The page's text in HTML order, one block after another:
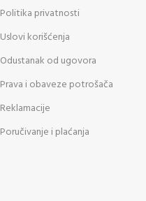
Politika privatnosti
Uslovi korišćenja
Odustanak od ugovora
Prava i obaveze potrošača
Reklamacije
Poručivanje i plaćanja